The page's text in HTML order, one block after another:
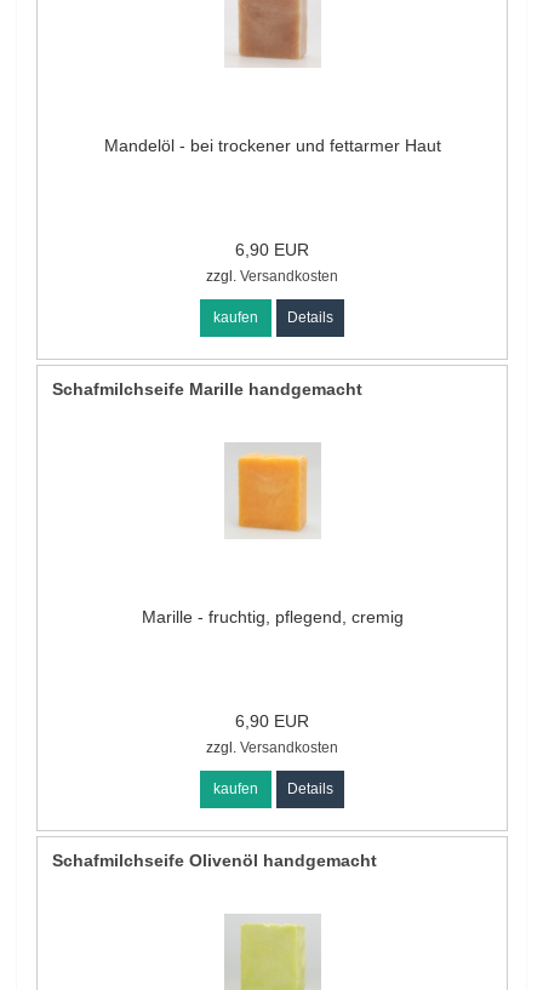
Mandelöl - bei trockener und fettarmer Haut
6,90 EUR
zzgl. Versandkosten
kaufen Details
Schafmilchseife Marille handgemacht
Marille - fruchtig, pflegend, cremig
6,90 EUR
zzgl. Versandkosten
kaufen Details
Schafmilchseife Olivenöl handgemacht